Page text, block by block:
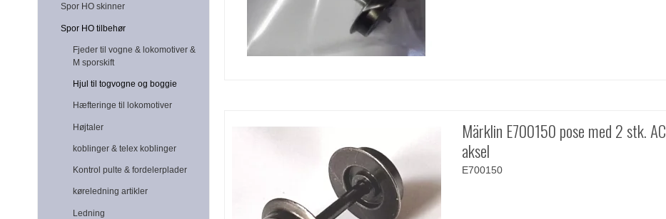
Spor HO skinner
Spor HO tilbehør
Fjeder til vogne & lokomotiver &
M sporskift
Hjul til togvogne og boggie
Hæfteringe til lokomotiver
Højtaler
koblinger & telex koblinger
Kontrol pulte & fordelerplader
køreledning artikler
Ledning
Märklin E700150 pose med 2 stk. AC
aksel
E700150